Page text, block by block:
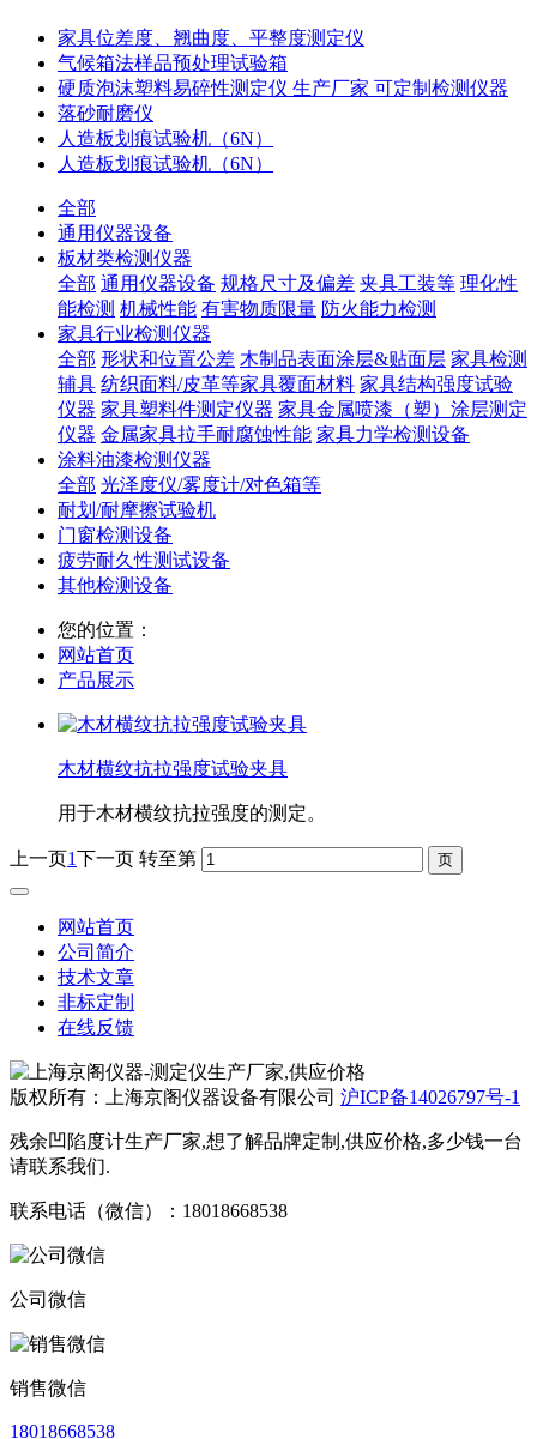
家具位差度、翘曲度、平整度测定仪
气候箱法样品预处理试验箱
硬质泡沫塑料易碎性测定仪 生产厂家 可定制检测仪器
落砂耐磨仪
人造板划痕试验机（6N）
人造板划痕试验机（6N）
全部
通用仪器设备
板材类检测仪器
全部 通用仪器设备 规格尺寸及偏差 夹具工装等 理化性
能检测 机械性能 有害物质限量 防火能力检测
家具行业检测仪器
全部 形状和位置公差 木制品表面涂层&贴面层 家具检测
辅具 纺织面料/皮革等家具覆面材料 家具结构强度试验
仪器 家具塑料件测定仪器 家具金属喷漆（塑）涂层测定
仪器 金属家具拉手耐腐蚀性能 家具力学检测设备
涂料油漆检测仪器
全部 光泽度仪/雾度计/对色箱等
耐划/耐摩擦试验机
门窗检测设备
疲劳耐久性测试设备
其他检测设备
您的位置：
网站首页
产品展示
木材横纹抗拉强度试验夹具
用于木材横纹抗拉强度的测定。
上一页1下一页 转至第
网站首页
公司简介
技术文章
非标定制
在线反馈
版权所有：上海京阁仪器设备有限公司 沪ICP备14026797号-1
残余凹陷度计生产厂家,想了解品牌定制,供应价格,多少钱一台
请联系我们.
联系电话（微信）：18018668538
公司微信
销售微信
18018668538